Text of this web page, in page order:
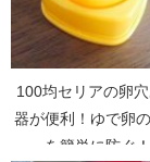
100均セリアの卵
器が便利！ゆで卵
を簡単に防ぐ！